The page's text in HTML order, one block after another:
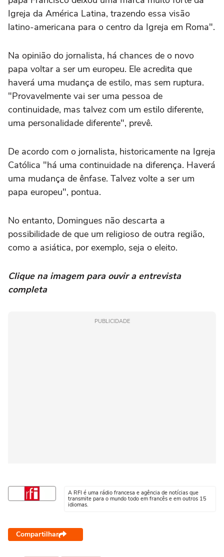
Igreja da América Latina, trazendo essa visão
latino-americana para o centro da Igreja em Roma".
Na opinião do jornalista, há chances de o novo
papa voltar a ser um europeu. Ele acredita que
haverá uma mudança de estilo, mas sem ruptura.
"Provavelmente vai ser uma pessoa de
continuidade, mas talvez com um estilo diferente,
uma personalidade diferente", prevê.
De acordo com o jornalista, historicamente na Igreja
Católica "há uma continuidade na diferença. Haverá
uma mudança de ênfase. Talvez volte a ser um
papa europeu", pontua.
No entanto, Domingues não descarta a
possibilidade de que um religioso de outra região,
como a asiática, por exemplo, seja o eleito.
Clique na imagem para ouvir a entrevista
completa
PUBLICIDADE
A RFI é uma rádio francesa e agência de notícias que
transmite para o mundo todo em francês e em outros 15
idiomas.
Compartilhar